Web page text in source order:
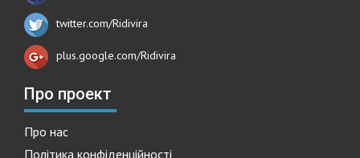
twitter.com/Ridivira
plus.google.com/Ridivira
Про проект
Про нас
Політика конфіденційності